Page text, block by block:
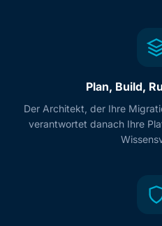
Plan, Build,
Der Architekt, der Ihre
verantwortet danach Ihre